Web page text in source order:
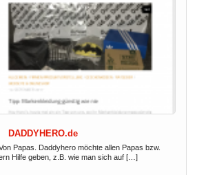
DADDYHERO.de
Papas. Daddyhero möchte allen Papas bzw.
Hilfe geben, z.B. wie man sich auf […]